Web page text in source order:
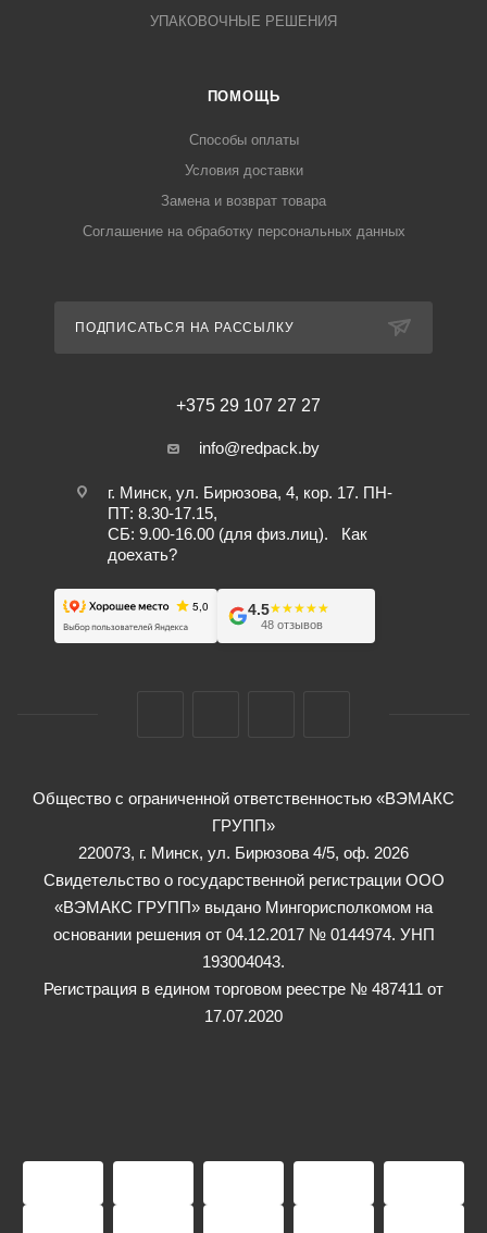
УПАКОВОЧНЫЕ РЕШЕНИЯ
ПОМОЩЬ
Способы оплаты
Условия доставки
Замена и возврат товара
Соглашение на обработку персональных данных
ПОДПИСАТЬСЯ НА РАССЫЛКУ
+375 29 107 27 27
info@redpack.by
г. Минск, ул. Бирюзова, 4, кор. 17. ПН-
ПТ: 8.30-17.15,
СБ: 9.00-16.00 (для физ.лиц). Как
доехать?
4.5★★★★★
★★★★★
48 отзывов
Общество с ограниченной ответственностью «ВЭМАКС
ГРУПП»
220073, г. Минск, ул. Бирюзова 4/5, оф. 2026
Свидетельство о государственной регистрации ООО
«ВЭМАКС ГРУПП» выдано Мингорисполкомом на
основании решения от 04.12.2017 № 0144974. УНП
193004043.
Регистрация в едином торговом реестре № 487411 от
17.07.2020